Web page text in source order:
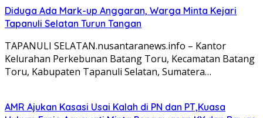
Diduga Ada Mark-up Anggaran, Warga Minta Kejari
Tapanuli Selatan Turun Tangan
TAPANULI SELATAN.nusantaranews.info – Kantor
Kelurahan Perkebunan Batang Toru, Kecamatan Batang
Toru, Kabupaten Tapanuli Selatan, Sumatera…
AMR Ajukan Kasasi Usai Kalah di PN dan PT,Kuasa